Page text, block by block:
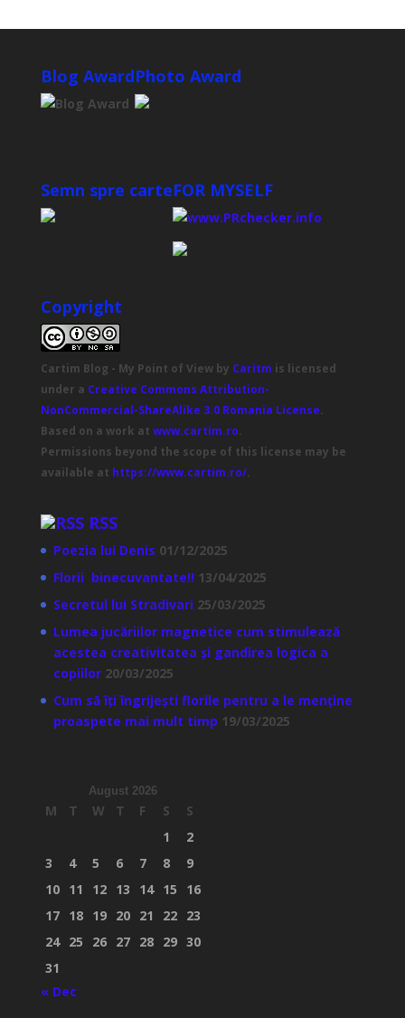
Blog AwardPhoto Award
Semn spre carteFOR MYSELF
Copyright
Cartim Blog - My Point of Viewby Caritm is licensed
under a Creative Commons Attribution-
NonCommercial-ShareAlike 3.0 Romania License.
Based on a work at www.cartim.ro.
Permissions beyond the scope of this license may be
available at https://www.cartim.ro/.
RSS
Poezia lui Denis 01/12/2025
Florii binecuvantate!! 13/04/2025
Secretul lui Stradivari 25/03/2025
Lumea jucăriilor magnetice cum stimulează
acestea creativitatea și gandirea logica a
copiilor 20/03/2025
Cum să îți îngrijești florile pentru a le menține
proaspete mai mult timp 19/03/2025
August 2026
M T W T F S
S
1
2
3
4 5 6 7 8
9
10 11 12 13 14 15
16
17 18 19 20 21 22 23
24 25 26 27 28 29 30
31
« Dec